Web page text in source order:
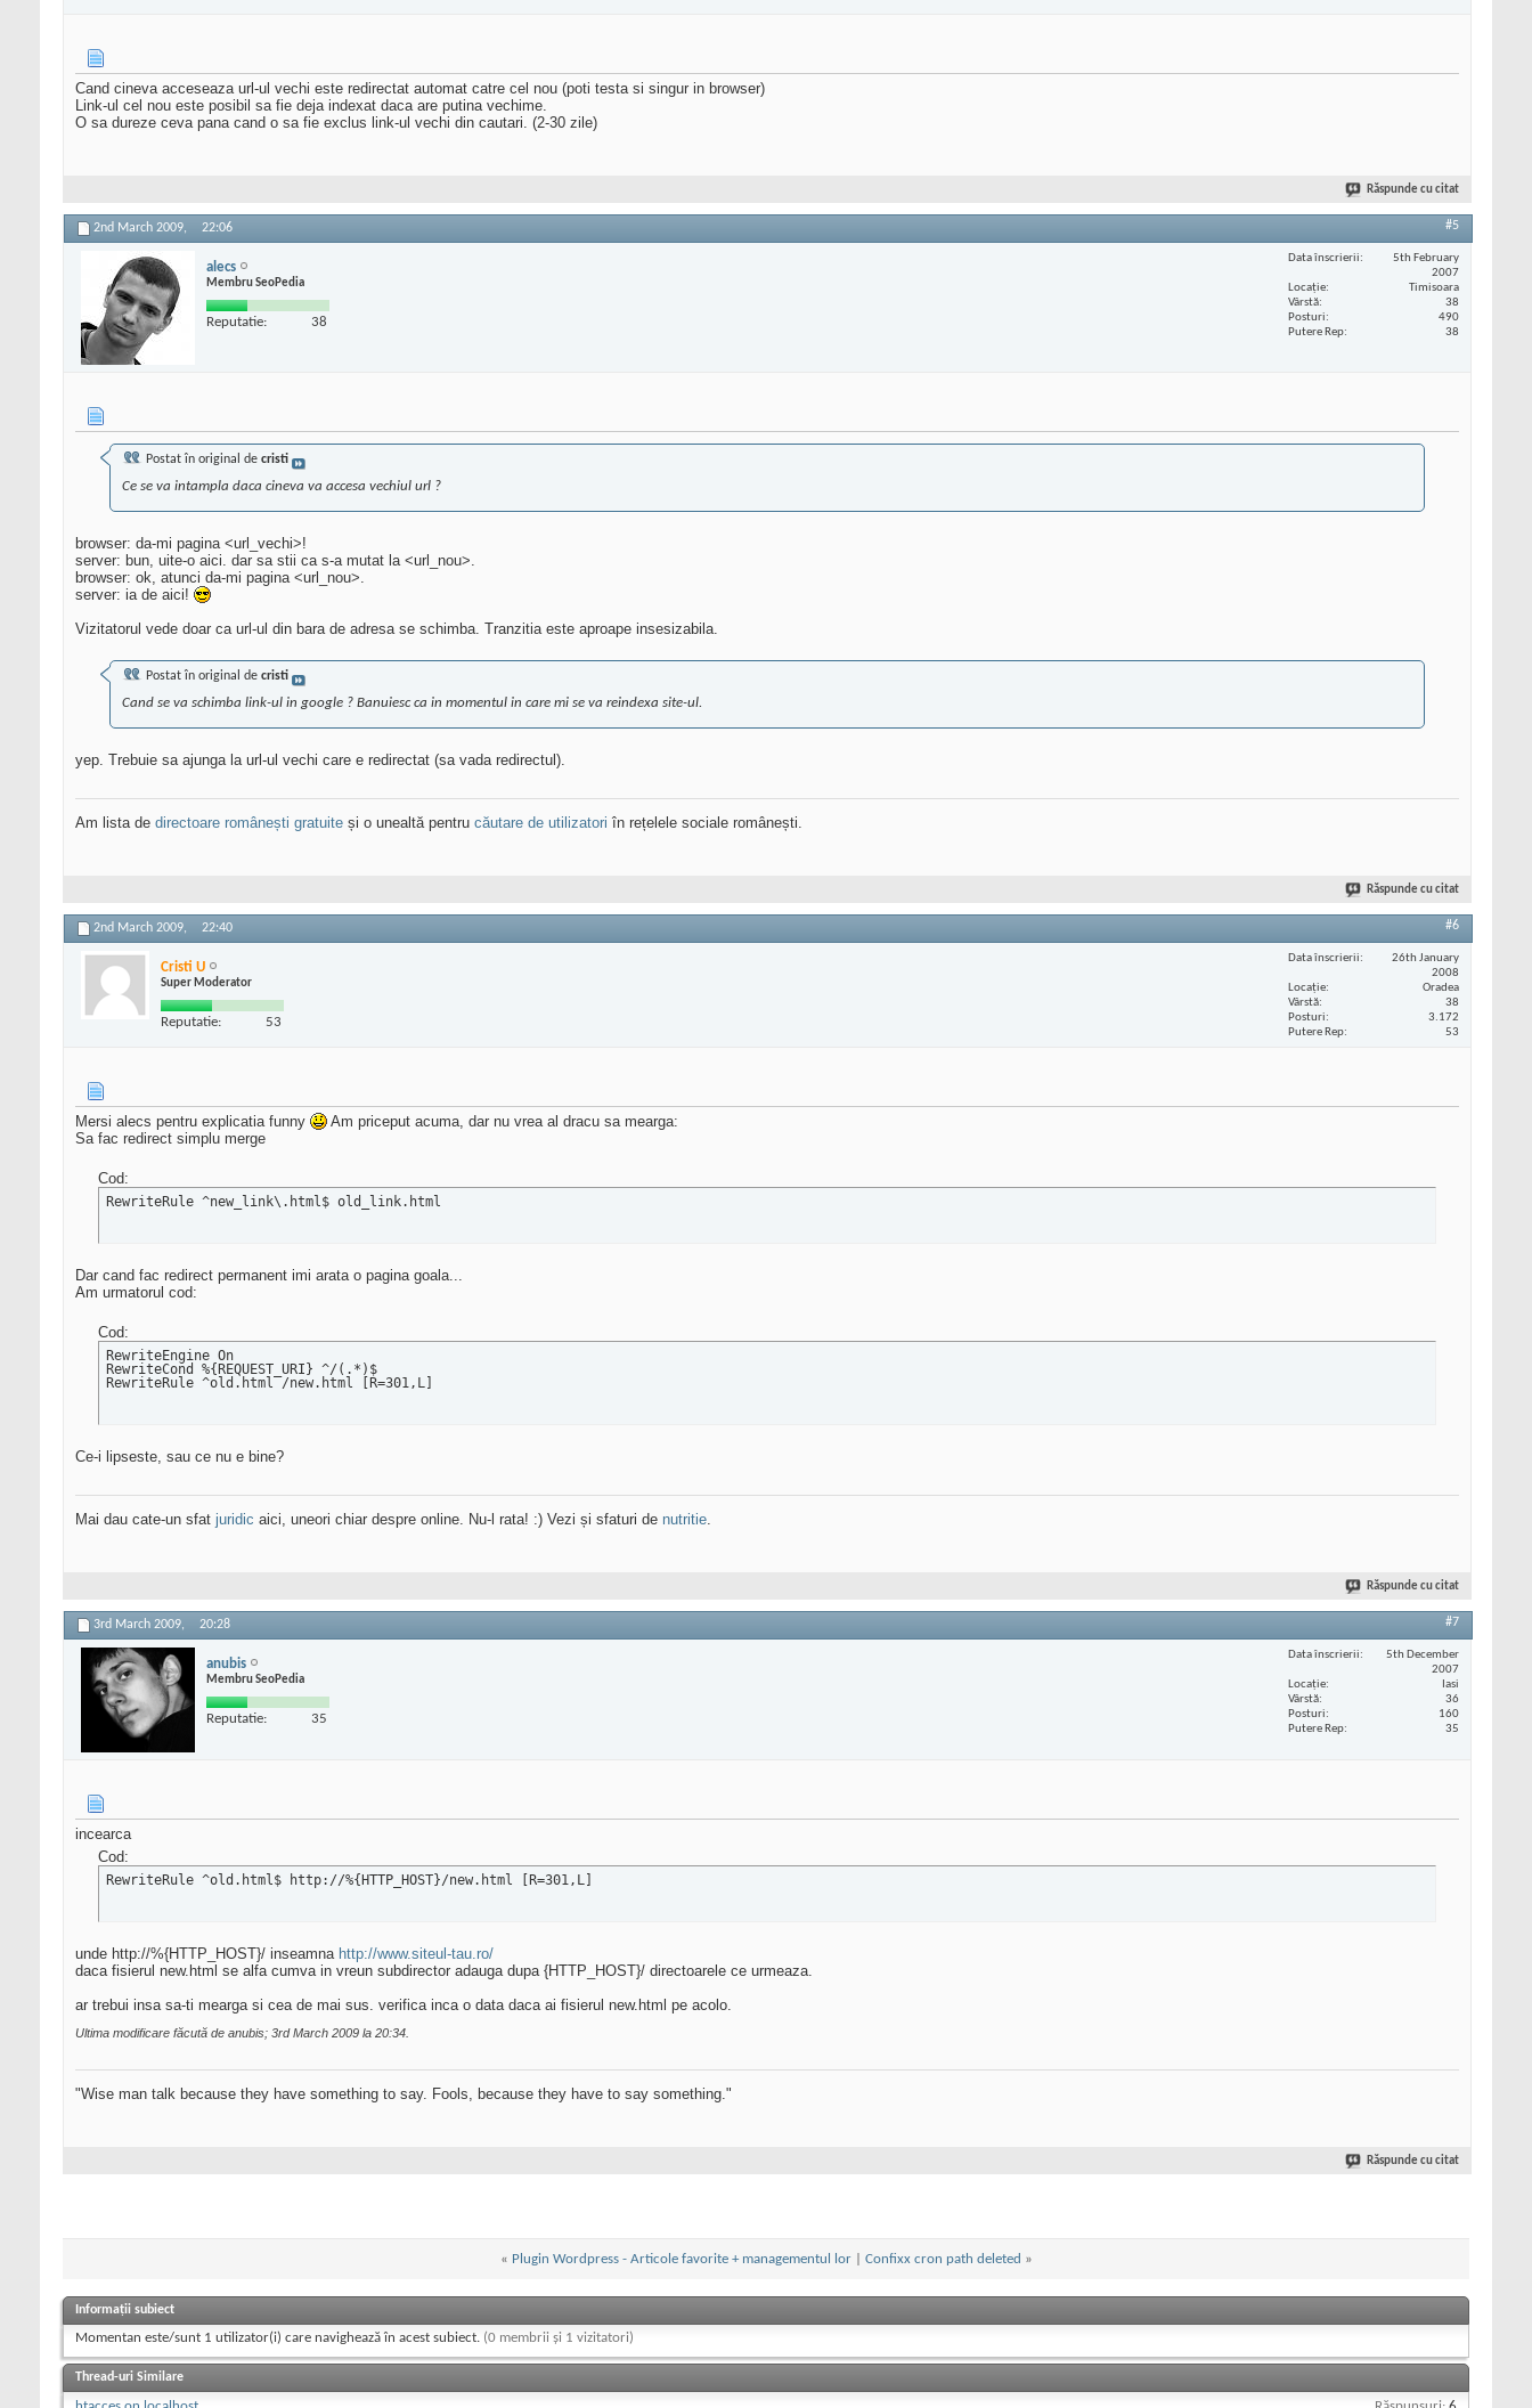
Cand cineva acceseaza url-ul vechi este redirectat automat catre cel nou (poti testa si singur in browser)
Link-ul cel nou este posibil sa fie deja indexat daca are putina vechime.
O sa dureze ceva pana cand o sa fie exclus link-ul vechi din cautari. (2-30 zile)
Răspunde cu citat
2nd March 2009, 22:06 #5
alecs
Membru SeoPedia
Reputatie: 38
Data înscrierii
5th February
2007
Locaţie
Timisoara
Vârstă
38
Posturi
490
Putere Rep
38
Postat în original de cristi
Ce se va intampla daca cineva va accesa vechiul url ?
browser: da-mi pagina <url_vechi>!
server: bun, uite-o aici. dar sa stii ca s-a mutat la <url_nou>.
browser: ok, atunci da-mi pagina <url_nou>.
server: ia de aici!
Vizitatorul vede doar ca url-ul din bara de adresa se schimba. Tranzitia este aproape insesizabila.
Postat în original de cristi
Cand se va schimba link-ul in google ? Banuiesc ca in momentul in care mi se va reindexa site-ul.
yep. Trebuie sa ajunga la url-ul vechi care e redirectat (sa vada redirectul).
Am lista de directoare românești gratuite și o unealtă pentru căutare de utilizatori în rețelele sociale românești.
Răspunde cu citat
2nd March 2009, 22:40 #6
Cristi U
Super Moderator
Reputatie: 53
Data înscrierii
26th January
2008
Locaţie
Oradea
Vârstă
38
Posturi
3.172
Putere Rep
53
Mersi alecs pentru explicatia funny
Am priceput acuma, dar nu vrea al dracu sa mearga:
Sa fac redirect simplu merge
Cod:
RewriteRule ^new_link\.html$ old_link.html
Dar cand fac redirect permanent imi arata o pagina goala...
Am urmatorul cod:
Cod:
RewriteEngine On
RewriteCond %{REQUEST_URI} ^/(.*)$
RewriteRule ^old.html /new.html [R=301,L]
Ce-i lipseste, sau ce nu e bine?
Mai dau cate-un sfat juridic aici, uneori chiar despre online. Nu-l rata! :) Vezi și sfaturi de nutritie.
Răspunde cu citat
3rd March 2009, 20:28 #7
anubis
Membru SeoPedia
Reputatie: 35
Data înscrierii
5th December
2007
Locaţie
Iasi
Vârstă
36
Posturi
160
Putere Rep
35
incearca
Cod:
RewriteRule ^old.html$ http://%{HTTP_HOST}/new.html [R=301,L]
unde http://%{HTTP_HOST}/ inseamna http://www.siteul-tau.ro/
daca fisierul new.html se alfa cumva in vreun subdirector adauga dupa {HTTP_HOST}/ directoarele ce urmeaza.
ar trebui insa sa-ti mearga si cea de mai sus. verifica inca o data daca ai fisierul new.html pe acolo.
Ultima modificare făcută de anubis; 3rd March 2009 la 20:34
"Wise man talk because they have something to say. Fools, because they have to say something."
Răspunde cu citat
« Plugin Wordpress - Articole favorite + managementul lor| Confixx cron path deleted »
Informații subiect
Momentan este/sunt 1 utilizator(i) care navighează în acest subiect. (0 membrii și 1 vizitatori)
Thread-uri Similare